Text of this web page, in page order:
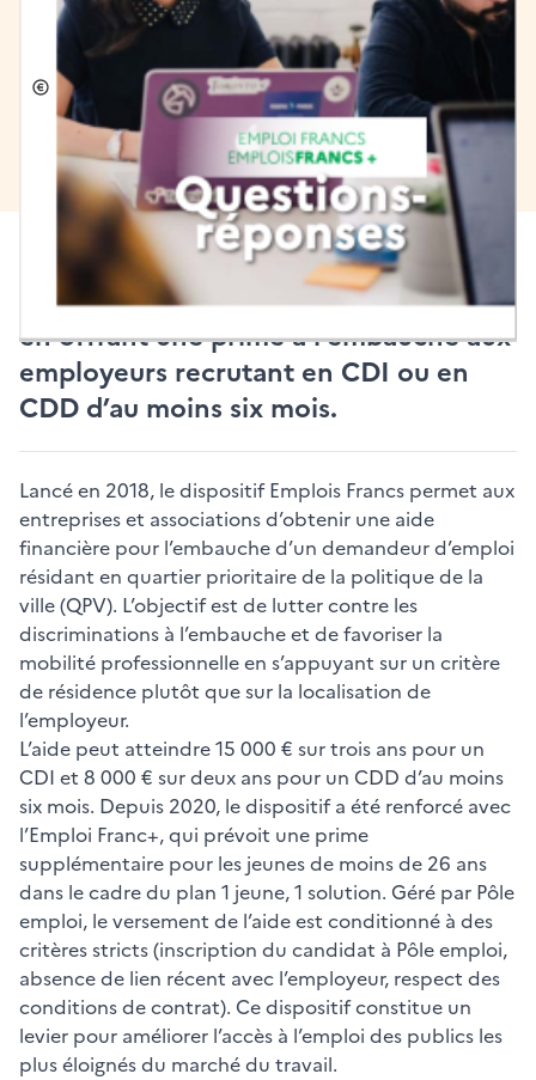
Économie, emploi et commerces
Publié le 28/10/2020
Le dispositifEmplois Francsvise à
favoriser l’insertion professionnelle
des habitants des quartiers prioritaires
en offrant une prime à l’embauche aux
employeurs recrutant en CDI ou en
CDD d’au moins six mois.
Lancé en 2018, le dispositif Emplois Francs permet aux
entreprises et associations d’obtenir une aide
financière pour l’embauche d’un demandeur d’emploi
résidant en quartier prioritaire de la politique de la
ville (QPV). L’objectif est de lutter contre les
discriminations à l’embauche et de favoriser la
mobilité professionnelle en s’appuyant sur un critère
de résidence plutôt que sur la localisation de
l’employeur.
L’aide peut atteindre 15 000 € sur trois ans pour un
CDI et 8 000 € sur deux ans pour un CDD d’au moins
six mois. Depuis 2020, le dispositif a été renforcé avec
l’Emploi Franc+, qui prévoit une prime
supplémentaire pour les jeunes de moins de 26 ans
dans le cadre du plan 1 jeune, 1 solution. Géré par Pôle
emploi, le versement de l’aide est conditionné à des
critères stricts (inscription du candidat à Pôle emploi,
absence de lien récent avec l’employeur, respect des
conditions de contrat). Ce dispositif constitue un
levier pour améliorer l’accès à l’emploi des publics les
plus éloignés du marché du travail.